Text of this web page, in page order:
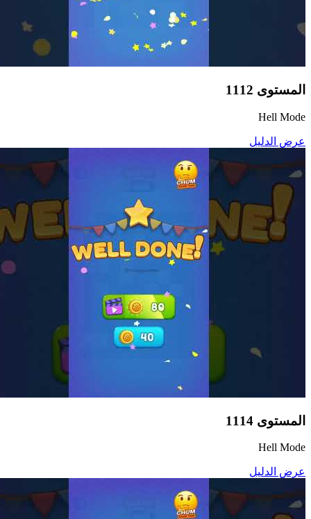
المستوى 1112
Hell Mode
عرض الدليل
المستوى 1114
Hell Mode
عرض الدليل